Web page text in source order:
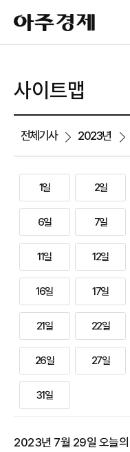
아
주
경
사이트맵
전체기사 2023년
1일 2일
6일 7일
11일 12일
16일 17일
21일 22일
26일 27일
31일
2023년 7월 29일 오늘의